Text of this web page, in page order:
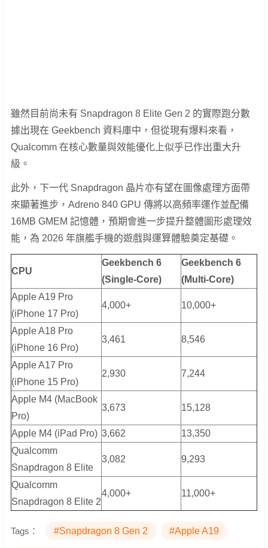
雖然目前尚未有 Snapdragon 8 Elite Gen 2 的實際跑分數
據出現在 Geekbench 資料庫中，但從現有爆料來看，
Qualcomm 在核心數量與效能優化上似乎已作出重大升
級。
此外，下一代 Snapdragon 晶片亦有望在圖像處理方面帶
來顯著進步，Adreno 840 GPU 傳將以高頻率運作並配備
16MB GMEM 記憶體，預期會進一步提升整體圖形處理效
能，為 2026 年旗艦手機的遊戲與運算體驗奠定基礎。
CPU
Geekbench 6
(Single-Core)
Geekbench 6
(Multi-Core)
Apple A19 Pro
(iPhone 17 Pro)
4,000+ 10,000+
Apple A18 Pro
(iPhone 16 Pro)
3,461 8,546
Apple A17 Pro
(iPhone 15 Pro)
2,930 7,244
Apple M4 (MacBook
Pro)
3,673 15,128
Apple M4 (iPad Pro) 3,662
13,350
Qualcomm
Snapdragon 8 Elite
3,082 9,293
Qualcomm
Snapdragon 8 Elite 2
4,000+ 11,000+
Tags： #Snapdragon 8 Gen 2 #Apple A19